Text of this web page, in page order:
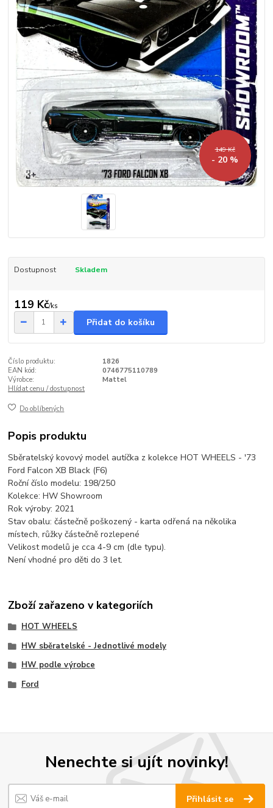
149 Kč
- 20 %
Dostupnost Skladem
119 Kč/ks
Přidat do košíku
Číslo produktu:
1826
EAN kód:
0746775110789
Výrobce:
Mattel
Hlídat cenu / dostupnost
Do oblíbených
Popis produktu
Sběratelský kovový model autíčka z kolekce HOT WHEELS - '73
Ford Falcon XB Black (F6)
Roční číslo modelu: 198/250
Kolekce: HW Showroom
Rok výroby: 2021
Stav obalu: částečně poškozený - karta odřená na několika
místech, růžky částečně rozlepené
Velikost modelů je cca 4-9 cm (dle typu).
Není vhodné pro děti do 3 let.
Zboží zařazeno v kategoriích
HOT WHEELS
HW sběratelské - Jednotlivé modely
HW podle výrobce
Ford
Nenechte si ujít novinky!
Přihlásit se